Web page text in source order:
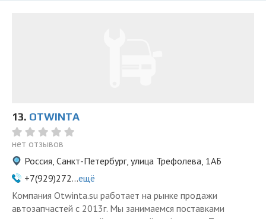
13. OTWINTA
нет отзывов
Россия, Санкт-Петербург, улица Трефолева, 1АБ
+7(929)272...ещё
Компания Otwinta.su работает на рынке продажи
автозапчастей с 2013г. Мы занимаемся поставками